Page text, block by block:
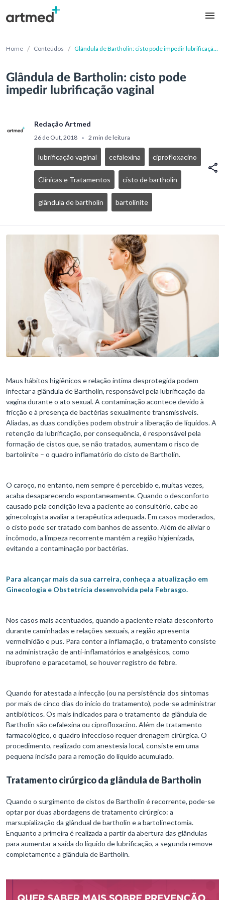
Home / Conteúdos / Glândula de Bartholin: cisto pode impedir lubrificação
Glândula de Bartholin: cisto pode
impedir lubrificação vaginal
Redação Artmed
26 de Out, 2018 • 2 min de leitura
lubrificação vaginal cefalexina ciprofloxacino
Clínicas e Tratamentos cisto de bartholin
glândula de bartholin bartolinite
Maus hábitos higiênicos e relação íntima desprotegida podem
infectar a glândula de Bartholin, responsável pela lubrificação da
vagina durante o ato sexual. A contaminação acontece devido à
fricção e à presença de bactérias sexualmente transmissíveis.
Aliadas, as duas condições podem obstruir a liberação de líquidos. A
retenção da lubrificação, por consequência, é responsável pela
formação de cistos que, se não tratados, aumentam o risco de
bartolinite – o quadro inflamatório do cisto de Bartholin.
O caroço, no entanto, nem sempre é percebido e, muitas vezes,
acaba desaparecendo espontaneamente. Quando o desconforto
causado pela condição leva a paciente ao consultório, cabe ao
ginecologista avaliar a terapêutica adequada. Em casos moderados,
o cisto pode ser tratado com banhos de assento. Além de aliviar o
incômodo, a limpeza recorrente mantém a região higienizada,
evitando a contaminação por bactérias.
Para alcançar mais da sua carreira, conheça a atualização em
Ginecologia e Obstetrícia desenvolvida pela Febrasgo.
Nos casos mais acentuados, quando a paciente relata desconforto
durante caminhadas e relações sexuais, a região apresenta
vermelhidão e pus. Para conter a inflamação, o tratamento consiste
na administração de anti-inflamatórios e analgésicos, como
ibuprofeno e paracetamol, se houver registro de febre.
Quando for atestada a infecção (ou na persistência dos sintomas
por mais de cinco dias do início do tratamento), pode-se administrar
antibióticos. Os mais indicados para o tratamento da glândula de
Bartholin são cefalexina ou ciprofloxacino. Além de tratamento
farmacológico, o quadro infeccioso requer drenagem cirúrgica. O
procedimento, realizado com anestesia local, consiste em uma
pequena incisão para a remoção do líquido acumulado.
Tratamento cirúrgico da glândula de Bartholin
Quando o surgimento de cistos de Bartholin é recorrente, pode-se
optar por duas abordagens de tratamento cirúrgico: a
marsupialização da glândual de bartholin e a bartolinectomia.
Enquanto a primeira é realizada a partir da abertura das glândulas
para aumentar a saída do líquido de lubrificação, a segunda remove
completamente a glândula de Bartholin.